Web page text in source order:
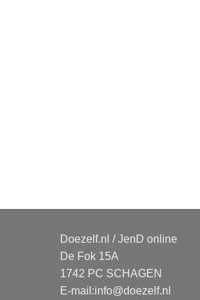
Doezelf.nl / JenD online
De Fok 15A
1742 PC SCHAGEN
E-mail:info@doezelf.nl